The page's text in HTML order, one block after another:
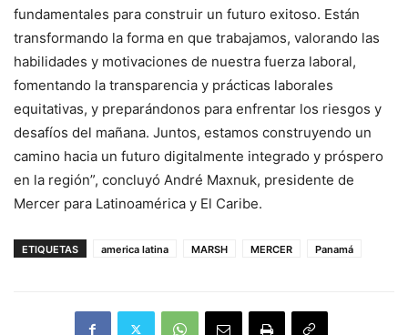
fundamentales para construir un futuro exitoso. Están
transformando la forma en que trabajamos, valorando las
habilidades y motivaciones de nuestra fuerza laboral,
fomentando la transparencia y prácticas laborales
equitativas, y preparándonos para enfrentar los riesgos y
desafíos del mañana. Juntos, estamos construyendo un
camino hacia un futuro digitalmente integrado y próspero
en la región”, concluyó André Maxnuk, presidente de
Mercer para Latinoamérica y El Caribe.
ETIQUETAS america latina MARSH MERCER Panamá